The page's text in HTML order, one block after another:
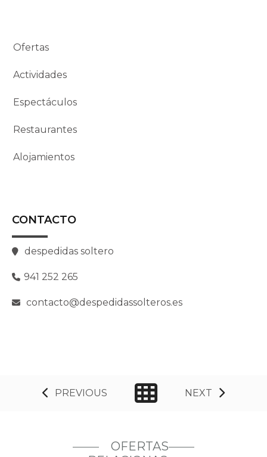
Ofertas
Actividades
Espectáculos
Restaurantes
Alojamientos
CONTACTO
despedidas soltero
941 252 265
contacto@despedidassolteros.es
PREVIOUS NEXT
OFERTAS